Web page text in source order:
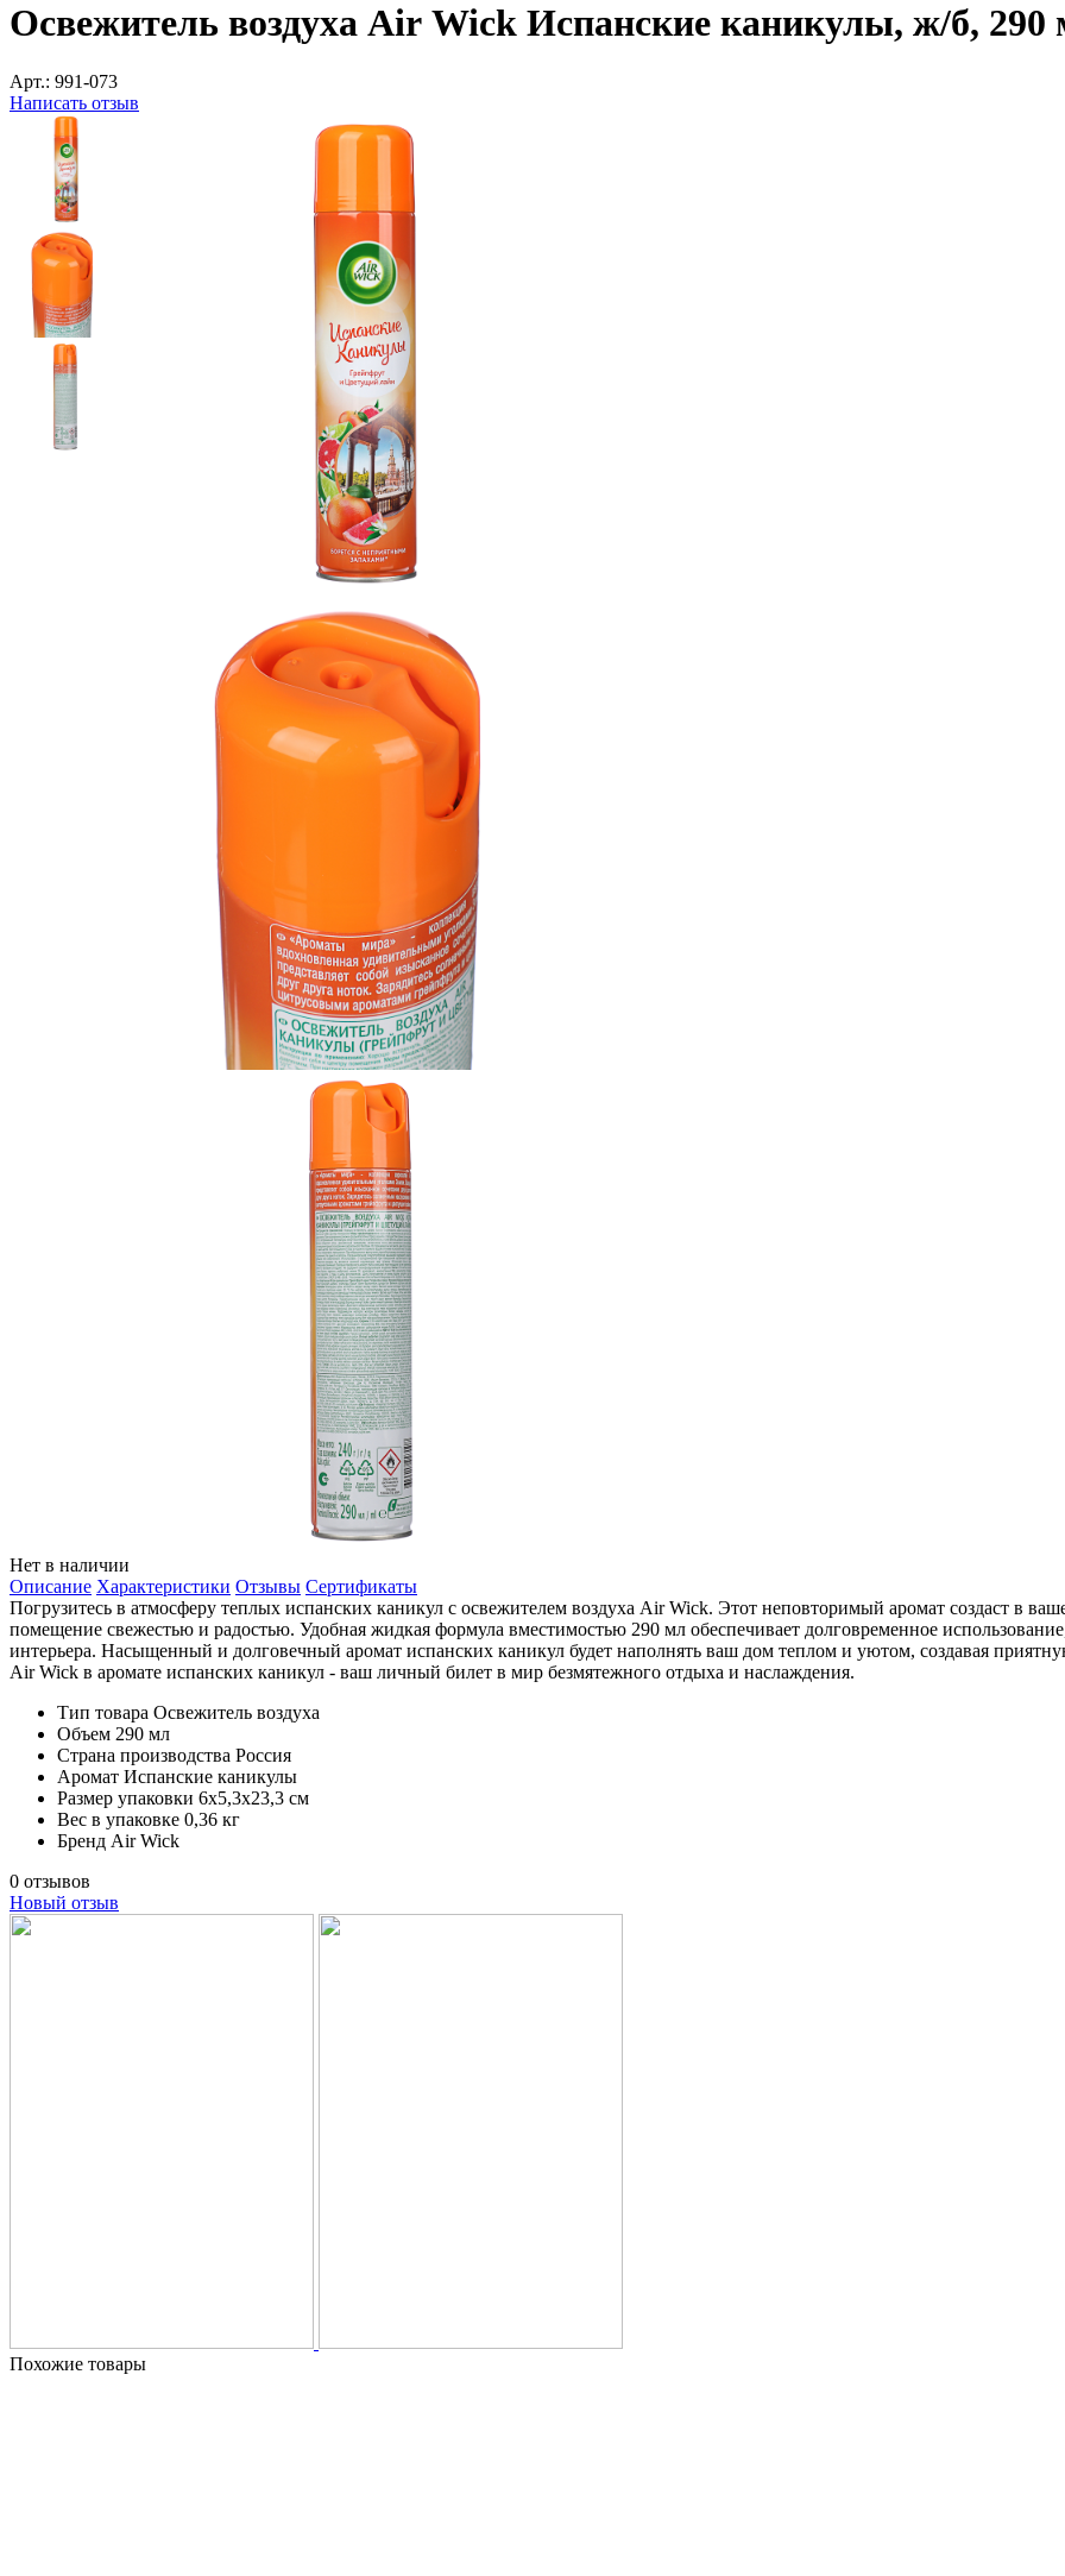
Освежитель воздуха Air Wick Испанские каникулы, ж/б, 290
Арт.: 991-073
Написать отзыв
Нет в наличии
Описание Характеристики Отзывы Сертификаты
Погрузитесь в атмосферу теплых испанских каникул с освежителем воздуха Air Wick. Этот неповторимый аромат создаст в
помещение свежестью и радостью. Удобная жидкая формула вместимостью 290 мл обеспечивает долговременное
интерьера. Насыщенный и долговечный аромат испанских каникул будет наполнять ваш дом теплом и уютом, создавая
Air Wick в аромате испанских каникул - ваш личный билет в мир безмятежного отдыха и наслаждения.
Тип товара Освежитель воздуха
Объем 290 мл
Страна производства Россия
Аромат Испанские каникулы
Размер упаковки 6х5,3х23,3 см
Вес в упаковке 0,36 кг
Бренд Air Wick
0 отзывов
Новый отзыв
Похожие товары